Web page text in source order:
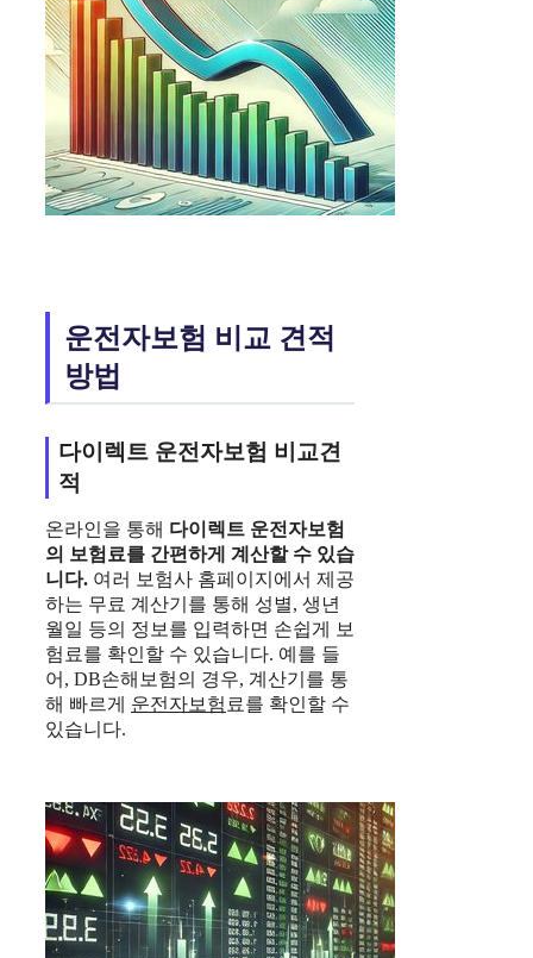
운전자보험 비교 견적
방법
다이렉트 운전자보험 비교견
적
온라인을 통해 다이렉트 운전자보험
의 보험료를 간편하게 계산할 수 있습
니다. 여러 보험사 홈페이지에서 제공
하는 무료 계산기를 통해 성별, 생년
월일 등의 정보를 입력하면 손쉽게 보
험료를 확인할 수 있습니다. 예를 들
어, DB손해보험의 경우, 계산기를 통
해 빠르게 운전자보험 료를 확인할 수
있습니다.